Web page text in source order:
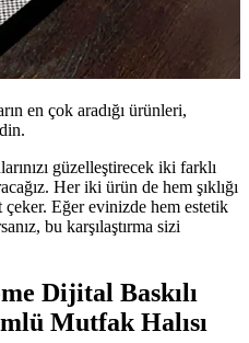
en çok aradığı ürünleri,
güzelleştirecek iki farklı
Her iki ürün de hem şıklığı
Eğer evinizde hem estetik
bu karşılaştırma sizi
Dijital Baskılı
Mutfak Halısı